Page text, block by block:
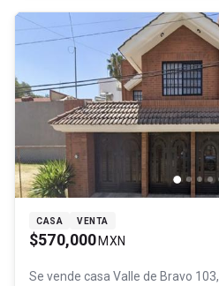
CASA VENTA
$570,000 MXN
Se vende casa Valle de Bravo